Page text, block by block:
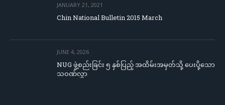
JANUARY 21, 2021
Chin National Bulletin 2015 March
JUNE 4, 2026
NUG ဖွဲ့စည်းခြင်း ၅ နှစ်ပြည့် အထိမ်းအမှတ်သို့ ပေးပို့သော
သဝဏ်လွှာ